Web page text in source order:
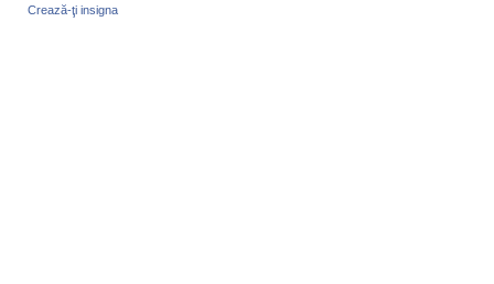
Crează-ţi insigna